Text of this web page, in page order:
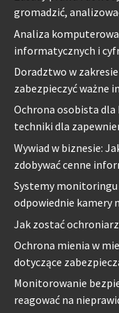
gromadzić,
Analiza
informatycznych i
Doradztwo w
zabezpieczyć ważne
Ochrona osobista
techniki dla
Wywiad w biznesie:
zdobywać cenne
Systemy monitoringu
odpowiednie kamery
Jak zostać
Ochrona mienia w
dotyczące
Monitorowanie
reagować na